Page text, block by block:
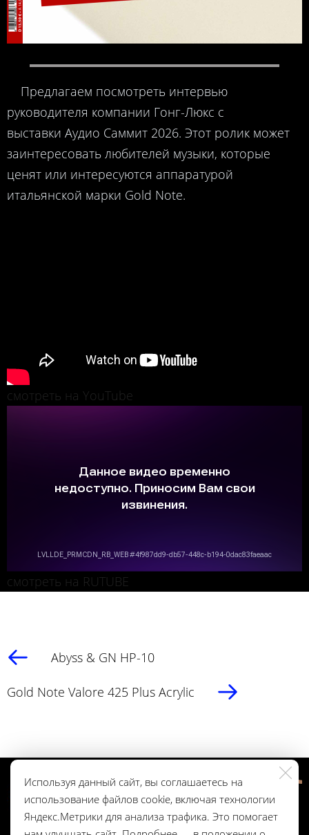
Предлагаем посмотреть интервью
руководителя компании Гонг-Люкс с
выставки Аудио Саммит 2026. Этот ролик может
заинтересовать любителей музыки, которые
ценят или интересуются аппаратурой
итальянской марки Gold Note.
смотреть на YouTube
смотреть на RUTUBE
Abyss & GN HP-10
Gold Note Valore 425 Plus Acrylic
Используя данный сайт, вы соглашаетесь на
использование файлов cookie, включая технологии
Яндекс.Метрики для анализа трафика. Это помогает